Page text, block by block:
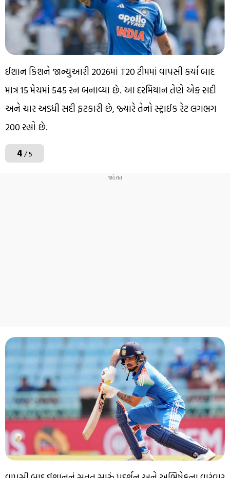
ઈશાન કિશને જાન્યુઆરી 2026માં T20 ટીમમાં વાપસી કર્યા બાદ
માત્ર 15 મેચમાં 545 રન બનાવ્યા છે. આ દરમિયાન તેણે એક સદી
અને ચાર અડધી સદી ફટકારી છે, જ્યારે તેનો સ્ટ્રાઈક રેટ લગભગ
200 રહ્યો છે.
4/ 5